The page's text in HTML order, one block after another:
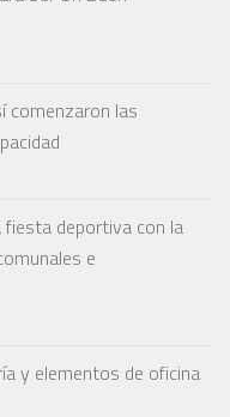
comenzaron las
fiesta deportiva con la
e
y elementos de oficina